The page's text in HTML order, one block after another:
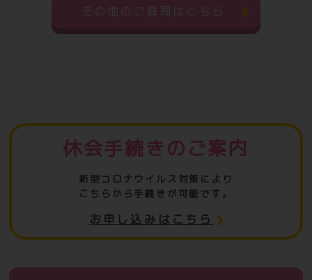
その他のご質問はこちら
休会手続きのご案内
新型コロナウイルス対策により
こちらから手続きが可能です。
お申し込みはこちら